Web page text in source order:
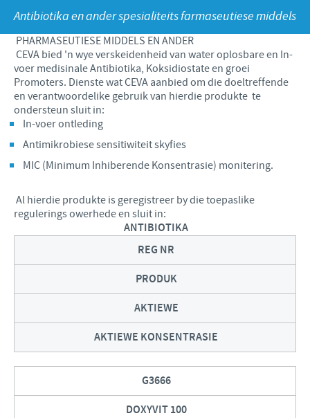
Produkte lys
Varke
Kontribusie
Ondersteuningsprogramme
Besigheid en wetenskaplike venootskappe
Vind hiermee ons hoof poste
Jou persoonlike ontwikkeling
Ons werwings proses
Antibiotika en ander spesialiteits farmaseutiese middels
PHARMASEUTIESE MIDDELS EN ANDER
CEVA bied 'n wye verskeidenheid van water oplosbare en In-
voer medisinale Antibiotika, Koksidiostate en groei
Promoters. Dienste wat CEVA aanbied om die doeltreffende
en verantwoordelike gebruik van hierdie produkte te
ondersteun sluit in:
In-voer ontleding
Antimikrobiese sensitiwiteit skyfies
MIC (Minimum Inhiberende Konsentrasie) monitering.
Al hierdie produkte is geregistreer by die toepaslike
regulerings owerhede en sluit in:
ANTIBIOTIKA
REG NR
PRODUK
AKTIEWE
AKTIEWE KONSENTRASIE
G3666
DOXYVIT 100